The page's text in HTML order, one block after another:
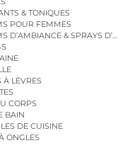
& TONIQUES
POUR FEMMES
D’AMBIANCE & SPRAYS
À LÈVRES
CORPS
BAIN
DE CUISINE
ONGLES